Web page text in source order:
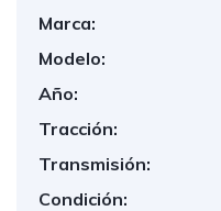
Marca:
Modelo:
Año:
Tracción:
Transmisión:
Condición: